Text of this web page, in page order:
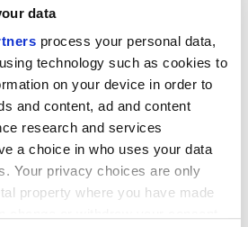
data
process your personal data,
technology such as cookies to
on your device in order to
and content, ad and content
research and services
a choice in who uses your data
Your privacy choices are only
property where you have made
Ausstellungsraum zeigt die
bietet so einen Einblick in den
Er ist der richtige
die Schüler von der Geschichte des
Produktionsprozess bis hin zum
verfolgt Marca Corona ein
„Made in Italy“-
Herstellung des Produkts
auf andere Phasen der
wie